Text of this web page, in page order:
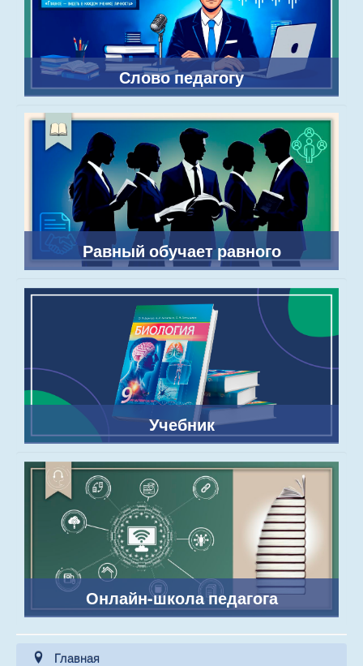
Слово педагогу
Равный обучает равного
Учебник
Онлайн-школа педагога
Главная